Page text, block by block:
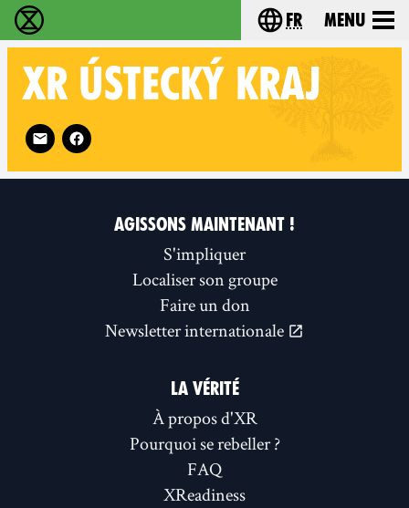
Extinction Rebellion - Home Choisissez votre
fr Menu
XR ÚSTECKÝ KRAJ
Follow XR Ústecký kraj on
AGISSONS MAINTENANT !
S'impliquer
Localiser son groupe
Faire un don
Newsletter internationale
LA VÉRITÉ
À propos d'XR
Pourquoi se rebeller ?
FAQ
XReadiness